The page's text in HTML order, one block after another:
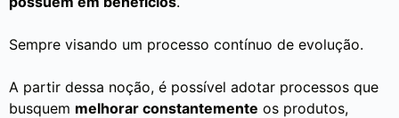
Sempre visando um processo contínuo de evolução.
A partir dessa noção, é possível adotar processos que
busquem melhorar constantemente os produtos,